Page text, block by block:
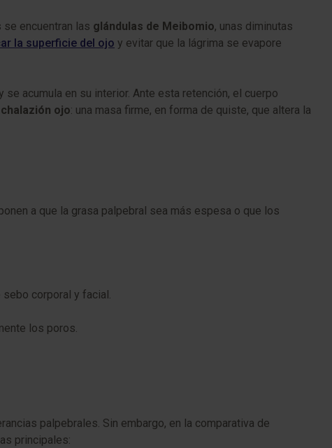
encuentran las glándulas de Meibomio, unas diminutas
la superficie del ojo y evitar que la lágrima se evapore
acumula en su interior. Ante esta retención, el cuerpo
chalazión ojo: una masa firme, en forma de quiste, que altera la
a que la grasa palpebral sea más espesa o que los
corporal y facial.
los poros.
palpebrales. Sin embargo, en la comparativa de
principales: